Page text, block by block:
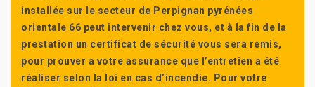
installée sur le secteur de Perpignan pyrénées
orientale 66 peut intervenir chez vous, et à la fin de la
prestation un certificat de sécurité vous sera remis,
pour prouver a votre assurance que l’entretien a été
réaliser selon la loi en cas d’incendie. Pour votre